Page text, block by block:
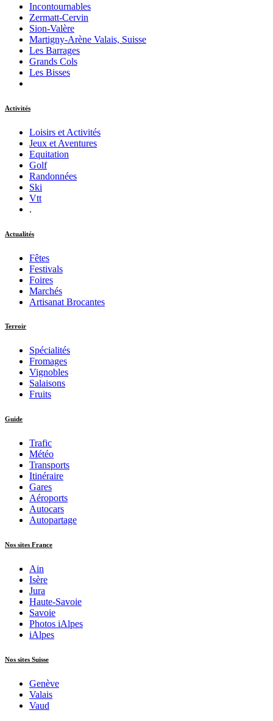
Incontournables
Zermatt-Cervin
Sion-Valère
Martigny-Arène Valais, Suisse
Les Barrages
Grands Cols
Les Bisses
Activités
Loisirs et Activités
Jeux et Aventures
Equitation
Golf
Randonnées
Ski
Vtt
.
Actualités
Fêtes
Festivals
Foires
Marchés
Artisanat Brocantes
Terroir
Spécialités
Fromages
Vignobles
Salaisons
Fruits
Guide
Trafic
Météo
Transports
Itinéraire
Gares
Aéroports
Autocars
Autopartage
Nos sites France
Ain
Isère
Jura
Haute-Savoie
Savoie
Photos iAlpes
iAlpes
Nos sites Suisse
Genève
Valais
Vaud